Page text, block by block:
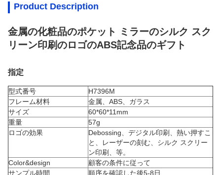
Product Description
金属の化粧品のポケット ミラーのシルク スク
リーン印刷のロゴのABS記念品のギフト
指定
型式番号
H7396M
フレーム材料
金属、ABS、ガラス
サイズ
60*60*11mm
重量
57g
ロゴの効果
Debossing、デジタル印刷、熱い押すこ
と、レーザーの刻む、シルク スクリー
ン印刷、等。
Color&design
顧客の条件に従って
サンプル時間
順序を確認した後5-8日